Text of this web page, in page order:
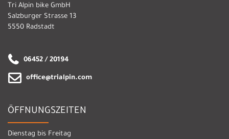
Tri Alpin bike GmbH
Salzburger Strasse 13
5550 Radstadt
06452 / 20194
office@trialpin.com
ÖFFNUNGSZEITEN
Dienstag bis Freitag